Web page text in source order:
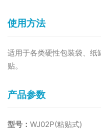
使用方法
适用于各类硬性包装袋、
贴。
产品参数
型号： WJ02P(粘贴式)